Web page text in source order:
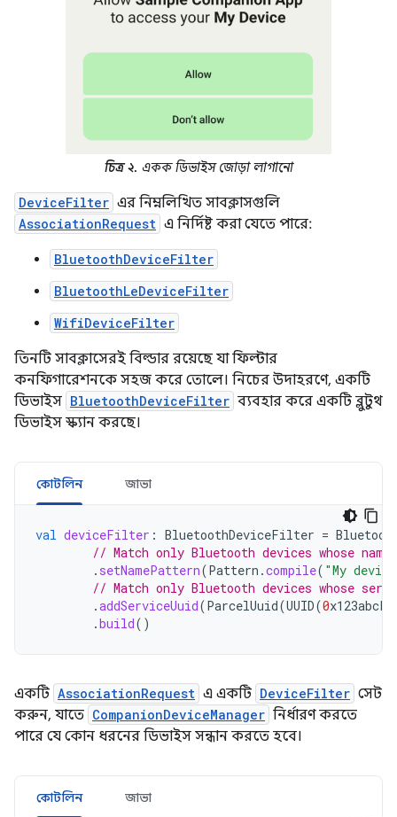
চিত্র ২. একক ডিভাইস জোড়া লাগানো
DeviceFilter এর নিম্নলিখিত সাবক্লাসগুলি
AssociationRequest এ নির্দিষ্ট করা যেতে পারে:
BluetoothDeviceFilter
BluetoothLeDeviceFilter
WifiDeviceFilter
তিনটি সাবক্লাসেরই বিল্ডার রয়েছে যা ফিল্টার
কনফিগারেশনকে সহজ করে তোলে। নিচের উদাহরণে, একটি
ডিভাইস BluetoothDeviceFilter ব্যবহার করে একটি ব্লুটুথ
ডিভাইস স্ক্যান করছে।
কোটলিন জাভা
val deviceFilter : BluetoothDeviceFilter =
// Match only Bluetooth devices whose
. setNamePattern(Pattern .compile( "My
// Match only Bluetooth devices whose
.addServiceUuid(ParcelUuid(UUID(0x123abcL
.build()
একটি AssociationRequest এ একটি DeviceFilter সেট
করুন, যাতে CompanionDeviceManager নির্ধারণ করতে
পারে যে কোন ধরনের ডিভাইস সন্ধান করতে হবে।
কোটলিন জাভা